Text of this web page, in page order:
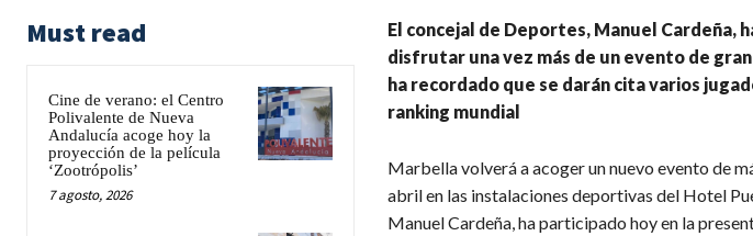
Must read
Cine de verano: el Centro
Polivalente de Nueva
Andalucía acoge hoy la
proyección de la película
‘Zootrópolis’
7 agosto, 2026
El concejal de Deportes, Manuel Cardeña,
disfrutar una vez más de un evento de
ha recordado que se darán cita varios
ranking mundial
Marbella volverá a acoger un nuevo evento de
abril en las instalaciones deportivas del Hotel
Manuel Cardeña, ha participado hoy en la